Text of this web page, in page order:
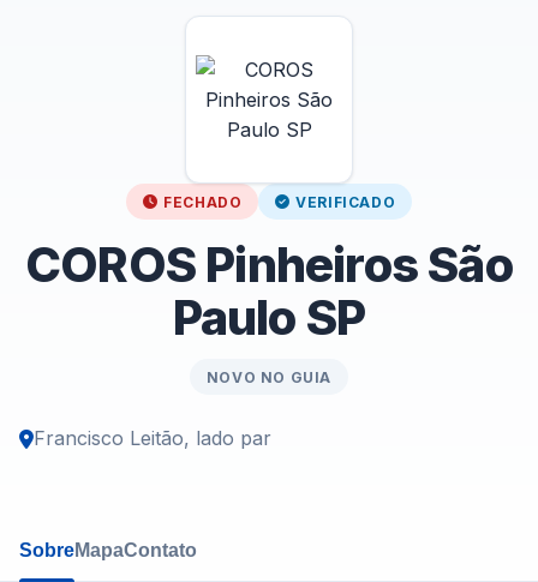
FECHADO VERIFICADO
COROS Pinheiros São
Paulo SP
NOVO NO GUIA
Francisco Leitão, lado par
SobreMapaContato